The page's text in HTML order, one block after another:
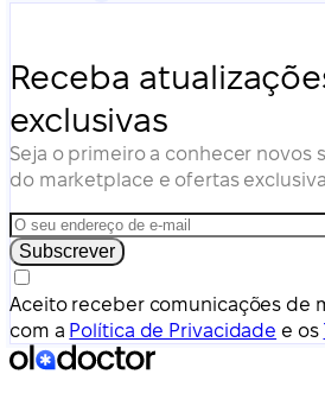
Receba
exclusivas
Seja o primeiro a conhecer novos
do marketplace e ofertas
Subscrever
Aceito receber comunicações de
com a Política de Privacidade e os